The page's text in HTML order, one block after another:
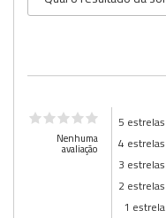
Nenhuma
avaliação
5 estrelas
4 estrelas
3 estrelas
2 estrelas
1 estrela